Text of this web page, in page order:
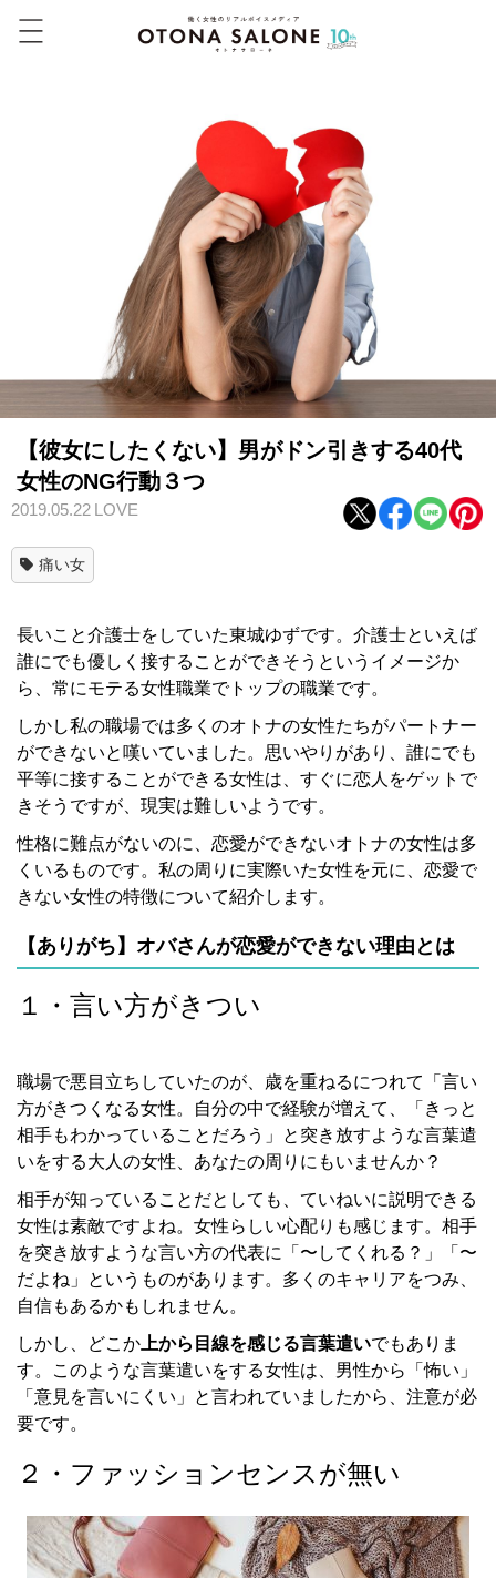
【彼女にしたくない】男がドン引きする40代
女性のNG行動３つ
2019.05.22 LOVE
痛い女
長いこと介護士をしていた東城ゆずです。介護士といえば
誰にでも優しく接することができそうというイメージか
ら、常にモテる女性職業でトップの職業です。
しかし私の職場では多くのオトナの女性たちがパートナー
ができないと嘆いていました。思いやりがあり、誰にでも
平等に接することができる女性は、すぐに恋人をゲットで
きそうですが、現実は難しいようです。
性格に難点がないのに、恋愛ができないオトナの女性は多
くいるものです。私の周りに実際いた女性を元に、恋愛で
きない女性の特徴について紹介します。
【ありがち】オバさんが恋愛ができない理由とは
１・言い方がきつい
職場で悪目立ちしていたのが、歳を重ねるにつれて「言い
方がきつくなる女性。自分の中で経験が増えて、「きっと
相手もわかっていることだろう」と突き放すような言葉遣
いをする大人の女性、あなたの周りにもいませんか？
相手が知っていることだとしても、ていねいに説明できる
女性は素敵ですよね。女性らしい心配りも感じます。相手
を突き放すような言い方の代表に「〜してくれる？」「〜
だよね」というものがあります。多くのキャリアをつみ、
自信もあるかもしれません。
しかし、どこか 上から目線を感じる言葉遣いでもありま
す。このような言葉遣いをする女性は、男性から「怖い」
「意見を言いにくい」と言われていましたから、注意が必
要です。
２・ファッションセンスが無い